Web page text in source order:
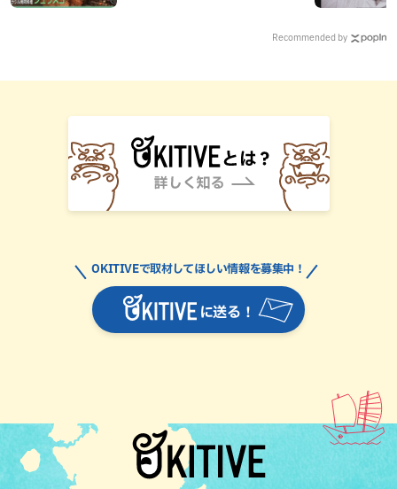
Recommended by
に送る！
OKITIVEで取材してほしい情報を募集中！